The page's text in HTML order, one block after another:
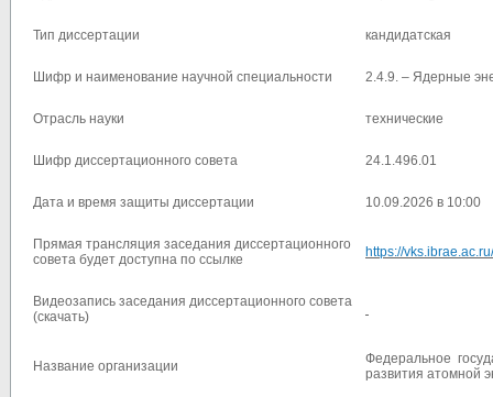
Тип диссертации кандидатская
Шифр и наименование научной специальности 2.4.9. – Ядерные
Отрасль науки технические
Шифр диссертационного совета 24.1.496.01
Дата и время защиты диссертации 10.09.2026 в 10:00
Прямая трансляция заседания диссертационного
совета будет доступна по ссылке
https://
Видеозапись заседания диссертационного совета
(скачать)
Название организации
Федеральное
развития атомной